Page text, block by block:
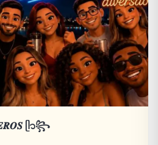
ᥫ᭡꧂